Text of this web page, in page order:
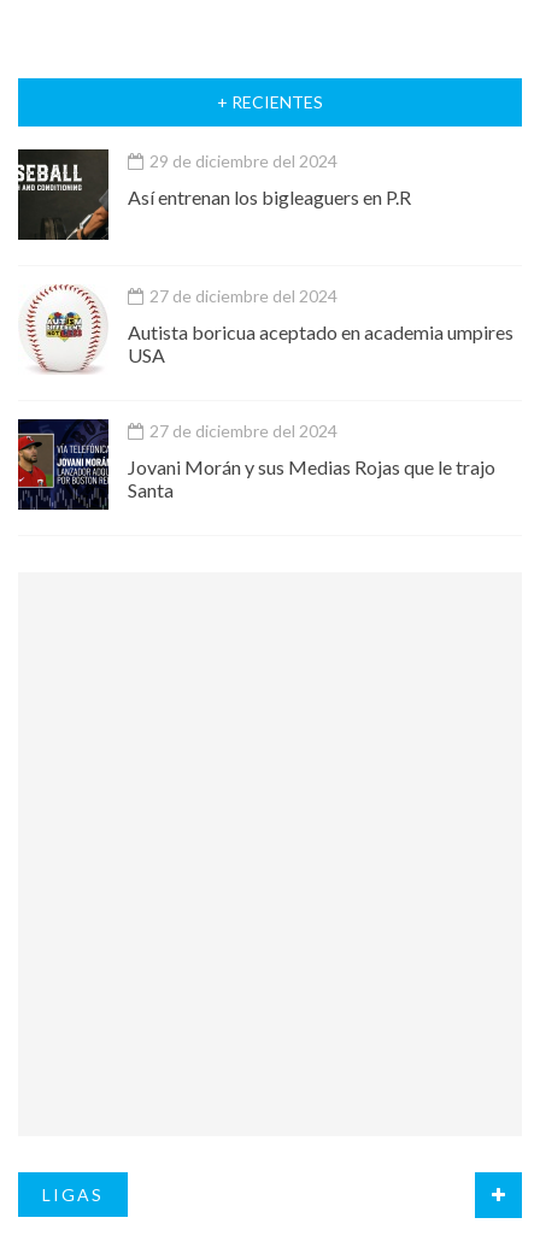
+ RECIENTES
29 de diciembre del 2024
Así entrenan los bigleaguers en P.R
27 de diciembre del 2024
Autista boricua aceptado en academia umpires
USA
27 de diciembre del 2024
Jovani Morán y sus Medias Rojas que le trajo
Santa
LIGAS